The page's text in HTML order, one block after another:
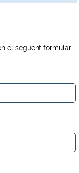
el següent formulari.